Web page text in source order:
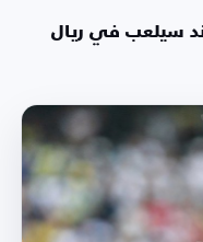
سيلعب في ريال